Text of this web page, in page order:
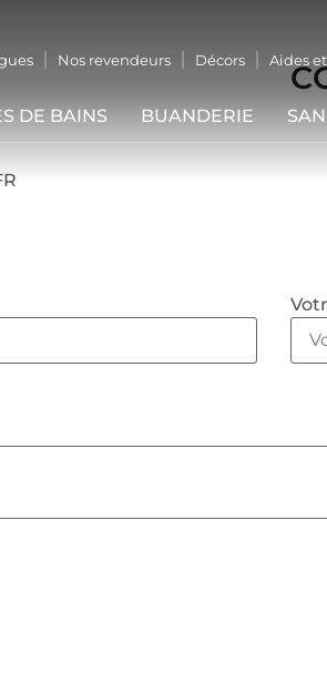
Nos revendeurs Décors Aides
DE BAINS BUANDERIE